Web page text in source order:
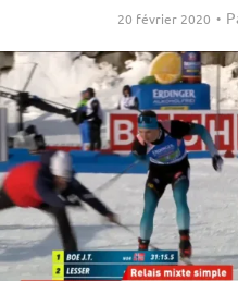
20 février 2020